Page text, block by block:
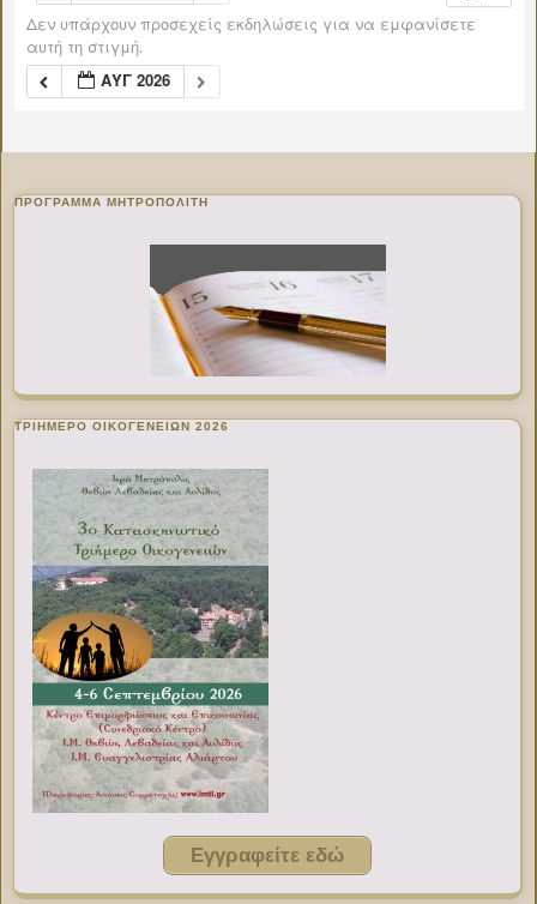
Δεν υπάρχουν προσεχείς εκδηλώσεις για να εμφανίσετε
αυτή τη στιγμή.
ΑΥΓ 2026
ΠΡΌΓΡΑΜΜΑ ΜΗΤΡΟΠΟΛΊΤΗ
ΤΡΙΗΜΕΡΟ ΟΙΚΟΓΕΝΕΙΩΝ 2026
Εγγραφείτε εδώ